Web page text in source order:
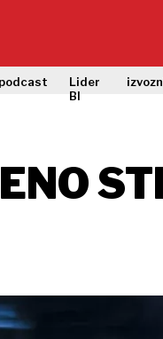
podcast
Lider
BI